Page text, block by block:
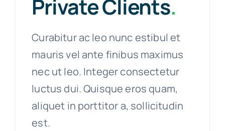
Private Clients.
Curabitur ac leo nunc estibul et
mauris vel ante finibus maximus
nec ut leo. Integer consectetur
luctus dui. Quisque eros quam,
aliquet in porttitor a, sollicitudin
est.